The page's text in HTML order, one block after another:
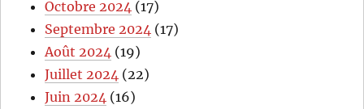
Octobre 2024 (17)
Septembre 2024 (17)
Août 2024 (19)
Juillet 2024 (22)
Juin 2024 (16)